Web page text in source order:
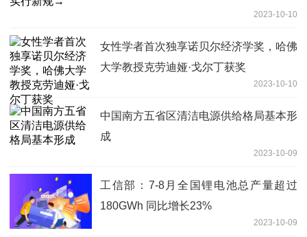
2023-10-10
女性学者首次独享诺贝尔经济学奖，哈佛
大学教授克劳迪娅·戈尔丁获奖
2023-10-10
中国南方五省区清洁电源供给格局基本形
成
2023-10-09
工信部：7-8月全国锂电池总产量超过
180GWh 同比增长23%
2023-10-09